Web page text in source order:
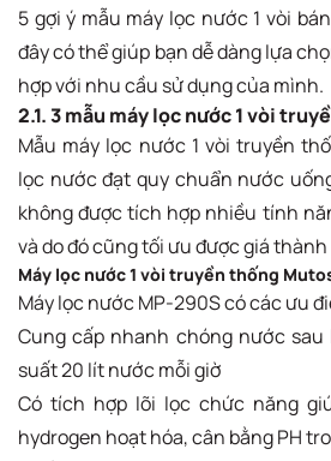
5 gợi ý mẫu máy lọc nước 1 vòi
đây có thể giúp bạn dễ dàng lựa
hợp với nhu cầu sử dụng của mình.
2.1. 3 mẫu máy lọc nước 1 vòi
Mẫu máy lọc nước 1 vòi truyền
lọc nước đạt quy chuẩn nước
không được tích hợp nhiều tính
và do đó cũng tối ưu được giá
Máy lọc nước 1 vòi truyền thống
Máy lọc nước MP-290S có các ưu
Cung cấp nhanh chóng nước
suất 20 lít nước mỗi giờ
Có tích hợp lõi lọc chức năng
hydrogen hoạt hóa, cân bằng PH